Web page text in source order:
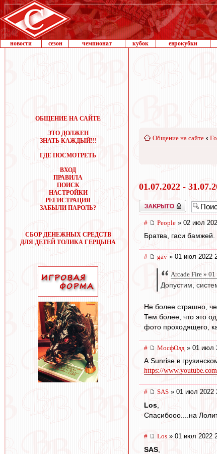
новости сезон чемпионат кубок еврокубки
ОБЩЕНИЕ НА САЙТЕ
ЭТО ДОЛЖЕН
ЗНАТЬ КАЖДЫЙ!!!
ГДЕ ПОСМОТРЕТЬ
ВХОД
ПРАВИЛА
ПОИСК
НАСТРОЙКИ
РЕГИСТРАЦИЯ
ЗАБЫЛИ ПАРОЛЬ?
СБОР ДЕНЕЖНЫХ СРЕДСТВ
ДЛЯ ДЕТЕЙ ТОЛИКА ГЕРЦЫНА
Общение на сайте ‹
01.07.2022 -
Закрыто
# People » 02 июл
Братва, гаси
# gav » 01 июл 2022
Arcade Fire »
Допустим,
Не более страшно,
Тем более, что это
фото проходящего,
# МосфОлд » 01 июл
А Sunrise в
https://
# SAS » 01 июл 2022
Los
Спасибооо....на
# Los » 01 июл 2022
SAS